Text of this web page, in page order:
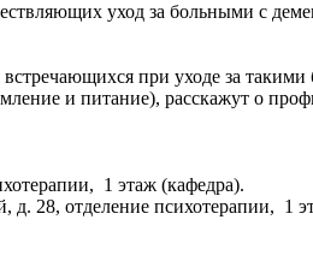
уход за больными с
при уходе за
и питание), расскажут о
1 этаж (кафедра).
28, отделение психотерапии, 1